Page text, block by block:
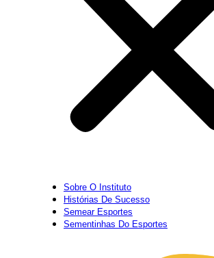
Sobre O Instituto
Histórias De Sucesso
Semear Esportes
Sementinhas Do Esportes